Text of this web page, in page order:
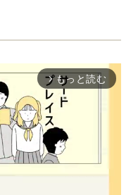
arrow_forward_ios もっと読む